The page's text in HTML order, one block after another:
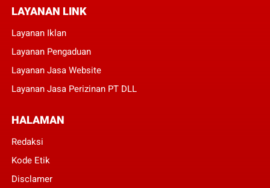
LAYANAN LINK
Layanan Iklan
Layanan Pengaduan
Layanan Jasa Website
Layanan Jasa Perizinan PT DLL
HALAMAN
Redaksi
Kode Etik
Disclamer